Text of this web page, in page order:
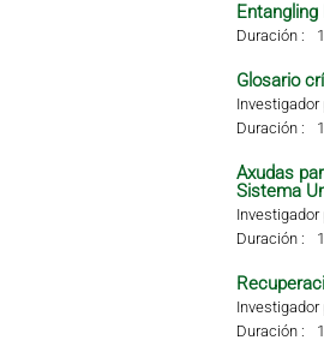
Duración :
Glosario
Investigador
Duración :
Axudas
Sistema
Investigador
Duración :
Investigador
Duración :